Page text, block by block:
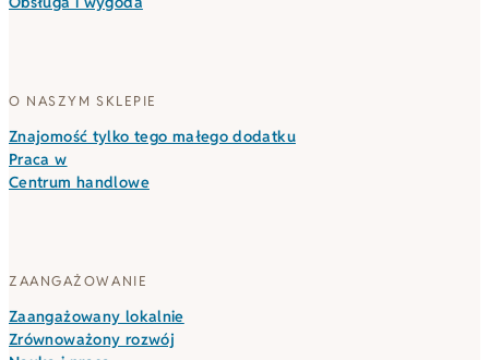
O NASZYM SKLEPIE
Znajomość tylko tego małego dodatku
Praca w
Centrum handlowe
ZAANGAŻOWANIE
Zaangażowany lokalnie
Zrównoważony rozwój